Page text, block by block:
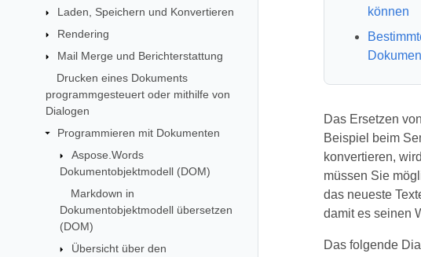
Laden, Speichern und Konvertieren
Rendering
Mail Merge und Berichterstattung
Drucken eines Dokuments
programmgesteuert oder mithilfe von
Dialogen
Programmieren mit Dokumenten
Aspose.Words
Dokumentobjektmodell (DOM)
Markdown in
Dokumentobjektmodell übersetzen
(DOM)
Übersicht über den
können
Das Ersetzen
Beispiel beim
konvertieren,
müssen Sie
das neueste
damit es seinen
Das folgende